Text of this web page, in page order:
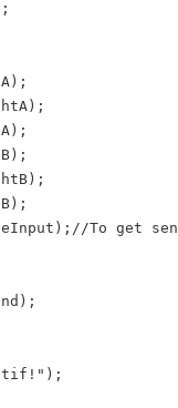
To get